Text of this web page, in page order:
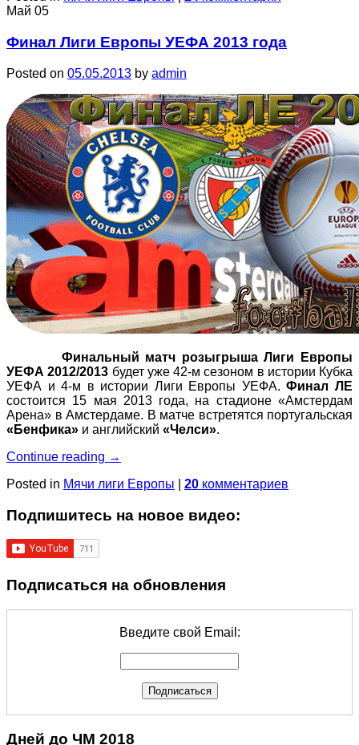
Май 05
Финал Лиги Европы УЕФА 2013 года
Posted on 05.05.2013 by admin
Финальный матч розыгрыша Лиги Европы
УЕФА 2012/2013 будет уже 42-м сезоном в истории Кубка
УЕФА и 4-м в истории Лиги Европы УЕФА.Финал ЛЕ
состоится 15 мая 2013 года, на стадионе «Амстердам
Арена» в Амстердаме. В матче встретятся португальская
«Бенфика» и английский «Челси».
Continue reading →
Posted in Мячи лиги Европы 20 комментариев
Подпишитеcь на новое видео:
Подписаться на обновления
Введите свой Email:
Дней до ЧМ 2018